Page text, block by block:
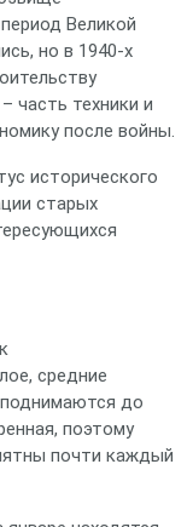
Великой
но в 1940‑х
часть техники и
после войны.
исторического
старых
средние
до
поэтому
почти каждый